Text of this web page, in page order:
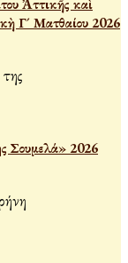
Γ´ Ματθαίου 2026
Σουμελά» 2026